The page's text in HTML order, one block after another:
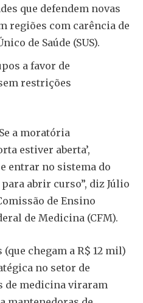
que defendem novas
regiões com carência de
de Saúde (SUS).
a favor de
restrições
a moratória
estiver aberta’,
entrar no sistema do
abrir curso”, diz Júlio
de Ensino
de Medicina (CFM).
chegam a R$ 12 mil)
no setor de
de medicina viraram